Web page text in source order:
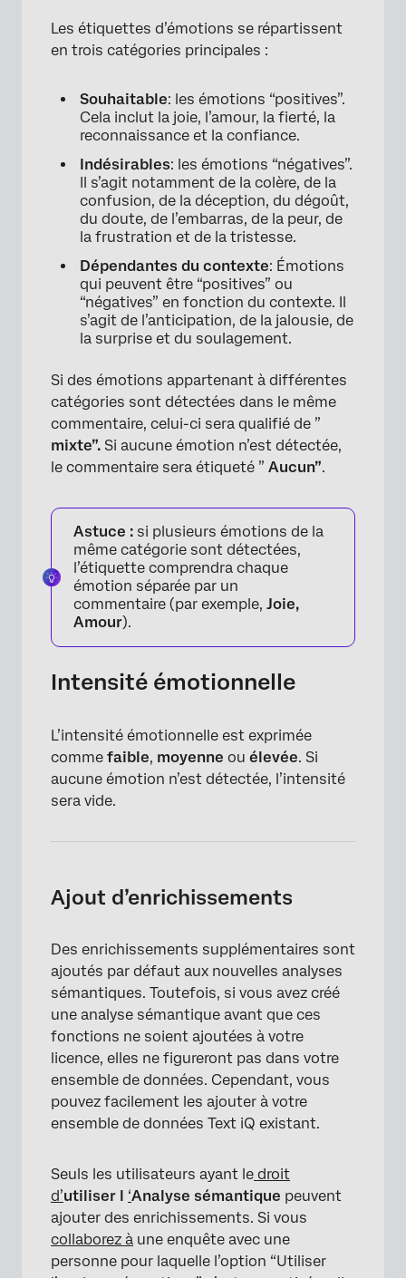
Les étiquettes d’émotions se répartissent
en trois catégories principales :
Souhaitable: les émotions “positives”.
Cela inclut la joie, l’amour, la fierté, la
reconnaissance et la confiance.
Indésirables: les émotions “négatives”.
Il s’agit notamment de la colère, de la
confusion, de la déception, du dégoût,
du doute, de l’embarras, de la peur, de
la frustration et de la tristesse.
Dépendantes du contexte: Émotions
qui peuvent être “positives” ou
“négatives” en fonction du contexte. Il
s’agit de l’anticipation, de la jalousie, de
la surprise et du soulagement.
Si des émotions appartenant à différentes
catégories sont détectées dans le même
commentaire, celui-ci sera qualifié de ”
mixte”. Si aucune émotion n’est détectée,
le commentaire sera étiqueté ” Aucun”.
Astuce : si plusieurs émotions de la
même catégorie sont détectées,
l’étiquette comprendra chaque
émotion séparée par un
commentaire (par exemple, Joie,
Amour).
Intensité émotionnelle
L’intensité émotionnelle est exprimée
comme faible, moyenne ou élevée. Si
aucune émotion n’est détectée, l’intensité
sera vide.
Ajout d’enrichissements
Des enrichissements supplémentaires sont
ajoutés par défaut aux nouvelles analyses
sémantiques. Toutefois, si vous avez créé
une analyse sémantique avant que ces
fonctions ne soient ajoutées à votre
licence, elles ne figureront pas dans votre
ensemble de données. Cependant, vous
pouvez facilement les ajouter à votre
ensemble de données Text iQ existant.
Seuls les utilisateurs ayant le droit
d’utiliser l ‘Analyse sémantique peuvent
ajouter des enrichissements. Si vous
collaborez à une enquête avec une
personne pour laquelle l’option “Utiliser